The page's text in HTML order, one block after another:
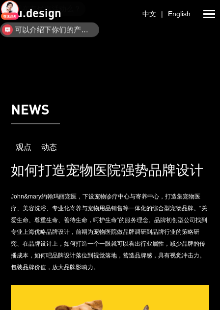
ulu.design 中文 | English
NEWS
观点 动态
如何打造宠物医院强势品牌设计
John&mary约翰玛丽宠医，下设宠物诊疗中心与寄养中心，打造集宠物医
疗、美容洗浴、专业化寄养与宠物用品销售等一体化的综合型宠物品牌。“关
爱生命、尊重生命、善待生命，呵护生命”的服务理念。品牌初创型公司找到
专业上海优略品牌设计，前期为宠物医院做品牌调研到品牌行业的策略研
究、在品牌设计上，如何打造一个一眼就可以看出行业属性，减少品牌的传
播成本，如何吧品牌设计落位到视觉落地，营造品牌感，具有视觉冲击力。
包装品牌价值，放大品牌影响力。
你们是怎么收费的呢？